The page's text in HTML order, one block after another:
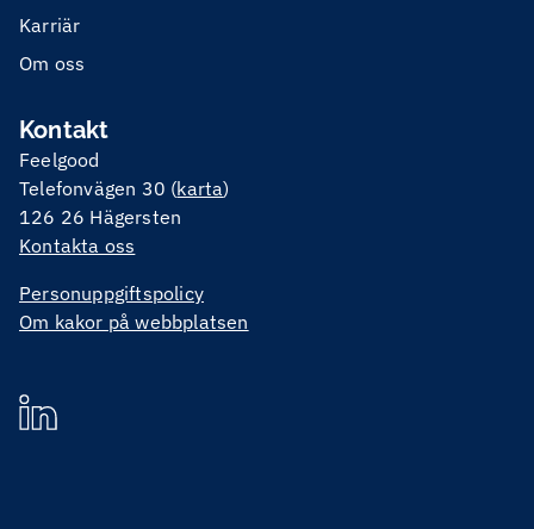
Karriär
Om oss
Kontakt
Feelgood
Telefonvägen 30 (karta)
126 26 Hägersten
Kontakta oss
Personuppgiftspolicy
Om kakor på webbplatsen